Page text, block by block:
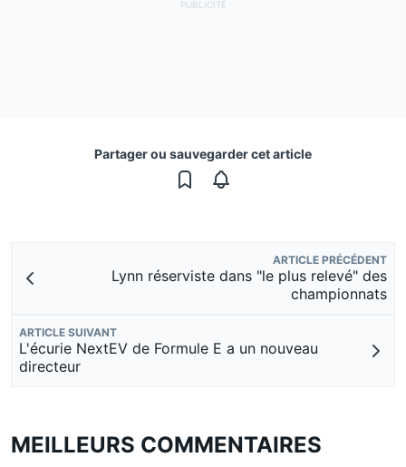
Partager ou sauvegarder cet article
ARTICLE PRÉCÉDENT
Lynn réserviste dans "le plus relevé" des
championnats
ARTICLE SUIVANT
L'écurie NextEV de Formule E a un nouveau
directeur
MEILLEURS COMMENTAIRES